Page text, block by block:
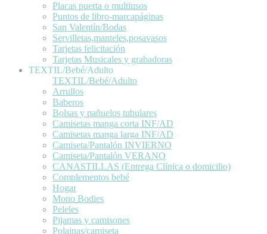
Placas puerta o multiusos
Puntos de libro-marcapáginas
San Valentín/Bodas
Servilletas,manteles,posavasos
Tarjetas felicitación
Tarjetas Musicales y grabadoras
TEXTIL/Bebé/Adulto
TEXTIL/Bebé/Adulto
Arrullos
Baberos
Bolsas y pañuelos tubulares
Camisetas manga corta INF/AD
Camisetas manga larga INF/AD
Camiseta/Pantalón INVIERNO
Camiseta/Pantalón VERANO
CANASTILLAS (Entrega Clínica o domicilio)
Complementos bebé
Hogar
Mono Bodies
Peleles
Pijamas y camisones
Polainas/camiseta